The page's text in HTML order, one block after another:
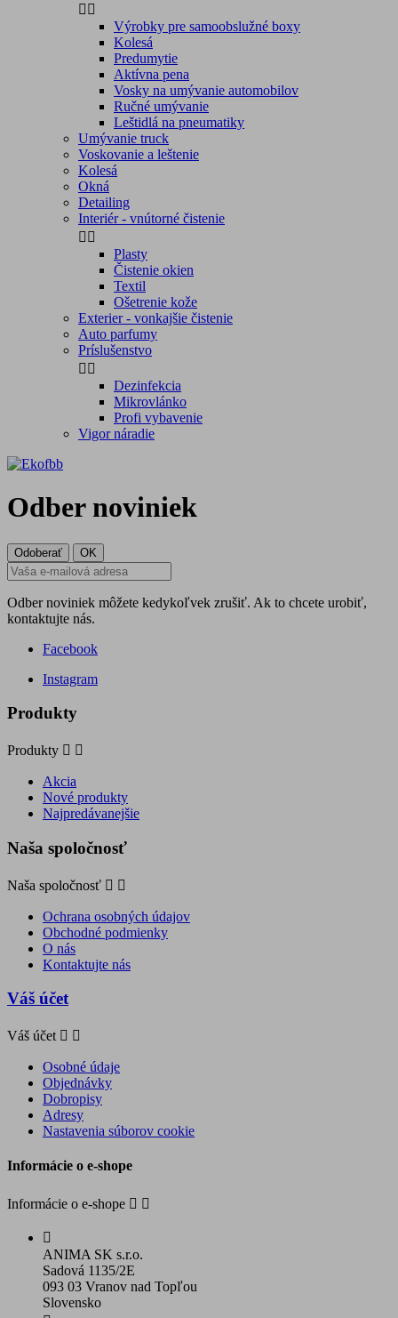
 
Výrobky pre samoobslužné boxy
Kolesá
Predumytie
Aktívna pena
Vosky na umývanie automobilov
Ručné umývanie
Leštidlá na pneumatiky
Umývanie truck
Voskovanie a leštenie
Kolesá
Okná
Detailing
Interiér - vnútorné čistenie
 
Plasty
Čistenie okien
Textil
Ošetrenie kože
Exterier - vonkajšie čistenie
Auto parfumy
Príslušenstvo
 
Dezinfekcia
Mikrovlánko
Profi vybavenie
Vigor náradie
Odber noviniek
Odber noviniek môžete kedykoľvek zrušiť. Ak to chcete urobiť,
kontaktujte nás.
Facebook
Instagram
Produkty
Produkty  
Akcia
Nové produkty
Najpredávanejšie
Naša spoločnosť
Naša spoločnosť  
Ochrana osobných údajov
Obchodné podmienky
O nás
Kontaktujte nás
Váš účet
Váš účet  
Osobné údaje
Objednávky
Dobropisy
Adresy
Nastavenia súborov cookie
Informácie o e-shope
Informácie o e-shope  

ANIMA SK s.r.o.
Sadová 1135/2E
093 03 Vranov nad Topľou
Slovensko